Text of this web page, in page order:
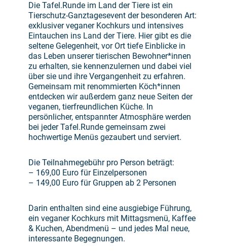
Die Tafel.Runde im Land der Tiere ist ein
Tierschutz-Ganztagesevent der besonderen Art:
exklusiver veganer Kochkurs und intensives
Eintauchen ins Land der Tiere. Hier gibt es die
seltene Gelegenheit, vor Ort tiefe Einblicke in
das Leben unserer tierischen Bewohner*innen
zu erhalten, sie kennenzulernen und dabei viel
über sie und ihre Vergangenheit zu erfahren.
Gemeinsam mit renommierten Köch*innen
entdecken wir außerdem ganz neue Seiten der
veganen, tierfreundlichen Küche. In
persönlicher, entspannter Atmosphäre werden
bei jeder Tafel.Runde gemeinsam zwei
hochwertige Menüs gezaubert und serviert.
Die Teilnahmegebühr pro Person beträgt:
– 169,00 Euro für Einzelpersonen
– 149,00 Euro für Gruppen ab 2 Personen
Darin enthalten sind eine ausgiebige Führung,
ein veganer Kochkurs mit Mittagsmenü, Kaffee
& Kuchen, Abendmenü – und jedes Mal neue,
interessante Begegnungen.